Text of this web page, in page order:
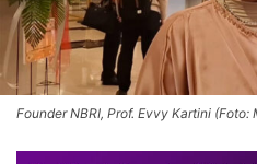
Founder NBRI, Prof. Evvy Kartini (Foto: